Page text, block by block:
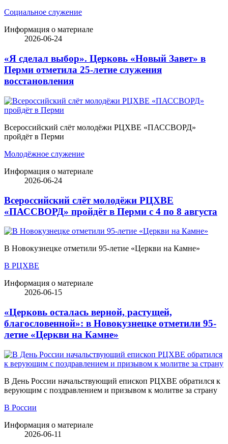
Социальное служение
Информация о материале
2026-06-24
«Я сделал выбор». Церковь «Новый Завет» в
Перми отметила 25-летие служения
восстановления
Всероссийский слёт молодёжи РЦХВЕ «ПАССВОРД»
пройдёт в Перми
Молодёжное служение
Информация о материале
2026-06-24
Всероссийский слёт молодёжи РЦХВЕ
«ПАССВОРД» пройдёт в Перми с 4 по 8 августа
В Новокузнецке отметили 95-летие «Церкви на Камне»
В РЦХВЕ
Информация о материале
2026-06-15
«Церковь осталась верной, растущей,
благословенной»: в Новокузнецке отметили 95-
летие «Церкви на Камне»
В День России начальствующий епископ РЦХВЕ обратился к
верующим с поздравлением и призывом к молитве за страну
В России
Информация о материале
2026-06-11